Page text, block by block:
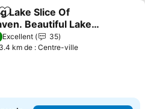
Ajouter à mes favoris
Lake Slice Of
Beautiful Lake
Home With
For All.
Excellent
35
km de : Centre-ville